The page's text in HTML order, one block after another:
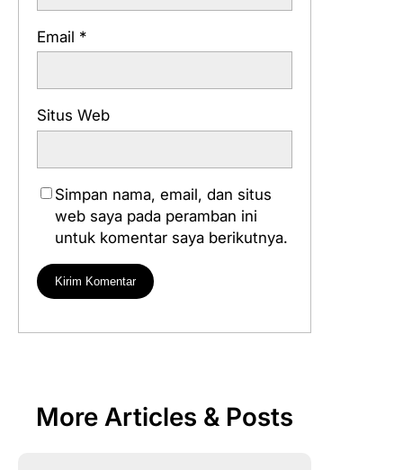
Email *
Situs Web
Simpan nama, email, dan situs
web saya pada peramban ini
untuk komentar saya berikutnya.
More Articles & Posts